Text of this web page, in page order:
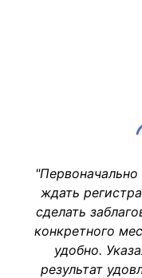
"Первоначально
ждать
сделать
конкретного
удобно.
результат